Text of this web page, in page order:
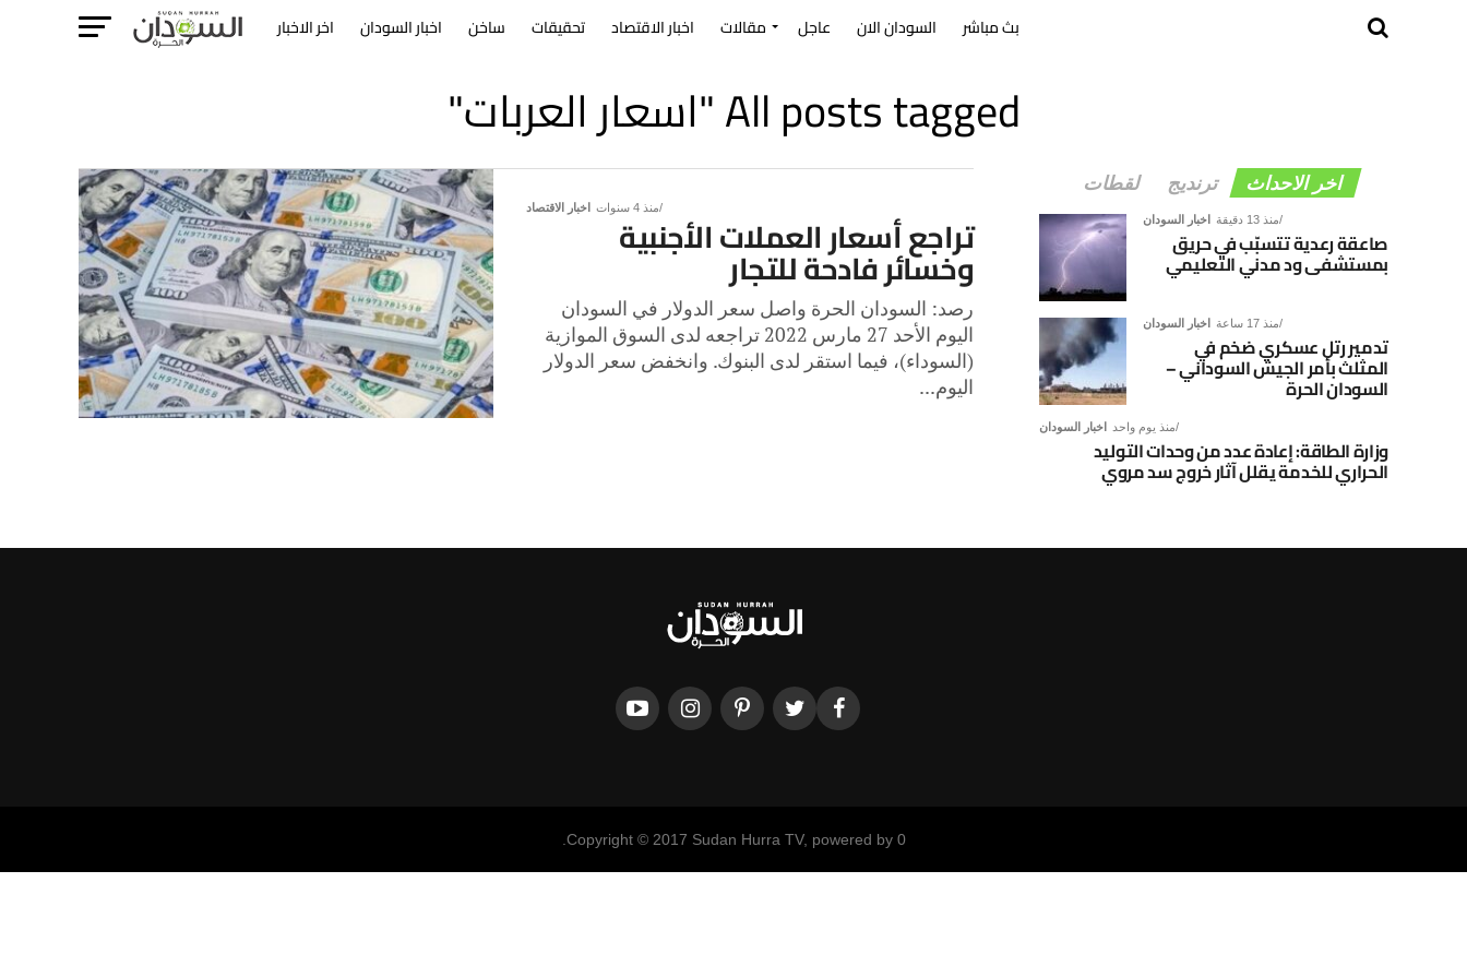
بث مباشر السودان الان عاجل مقالات اخبار الاقتصاد تحقيقات ساخن اخبار السودان اخر الاخبار
All posts tagged "اسعار العربات"
اخبار الاقتصاد منذ 4 سنوات
تراجع أسعار العملات الأجنبية
وخسائر فادحة للتجار
رصد: السودان الحرة واصل سعر الدولار في السودان
اليوم الأحد 27 مارس 2022 تراجعه لدى السوق الموازية
(السوداء)، فيما استقر لدى البنوك. وانخفض سعر الدولار
اليوم...
اخر الاحداث ترنديج لقطات
اخبار السودان منذ 13 دقيقة
صاعقة رعدية تتسبّب في حريق
بمستشفى ود مدني التعليمي
اخبار السودان منذ 17 ساعة
تدمير رتل عسكري ضخم في
المثلث بأمر الجيش السوداني –
السودان الحرة
اخبار السودان منذ يوم واحد
وزارة الطاقة: إعادة عدد من وحدات التوليد
الحراري للخدمة يقلل آثار خروج سد مروي
Copyright © 2017 Sudan Hurra TV, powered by 0.